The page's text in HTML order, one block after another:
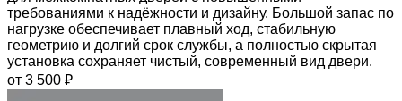
требованиями к надёжности и дизайну. Большой запас по
нагрузке обеспечивает плавный ход, стабильную
геометрию и долгий срок службы, а полностью скрытая
установка сохраняет чистый, современный вид двери.
от 3 500 ₽